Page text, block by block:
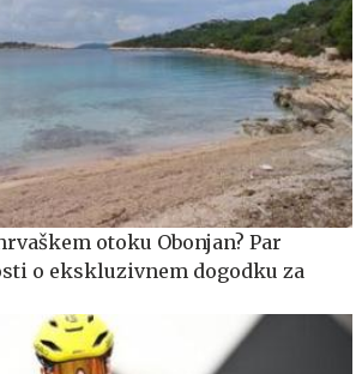
otoku Obonjan? Par
o ekskluzivnem dogodku za